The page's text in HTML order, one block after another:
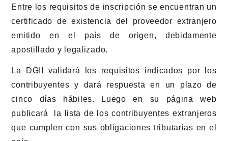
Entre los requisitos de inscripción se encuentran un
certificado de existencia del proveedor extranjero
emitido en el país de origen, debidamente
apostillado y legalizado.
La DGII validará los requisitos indicados por los
contribuyentes y dará respuesta en un plazo de
cinco días hábiles. Luego en su página web
publicará la lista de los contribuyentes extranjeros
que cumplen con sus obligaciones tributarias en el